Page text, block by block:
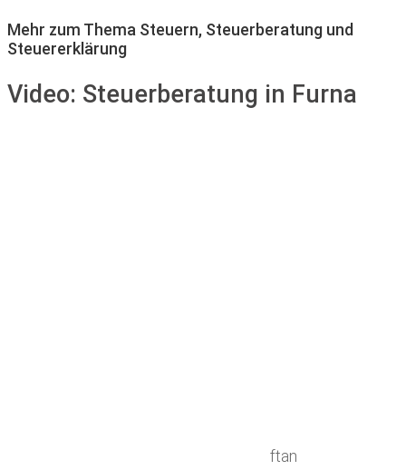
Mehr zum Thema Steuern, Steuerberatung und
Steuererklärung
Video: Steuerberatung in Furna
ftan